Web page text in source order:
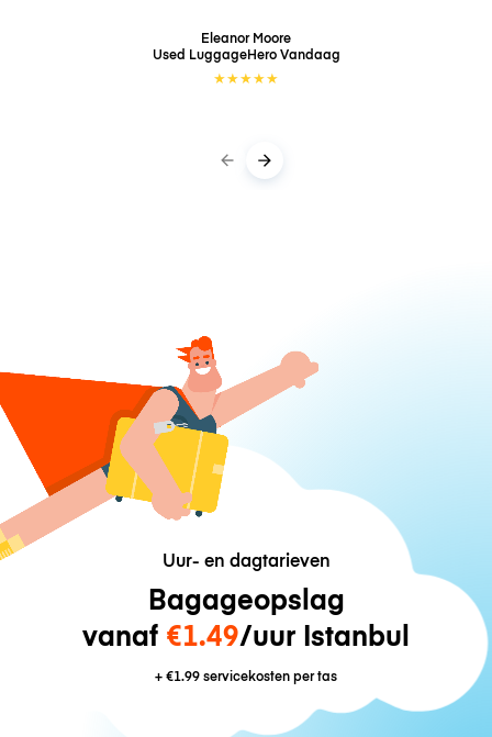
Eleanor Moore
Used LuggageHeroVandaag
★★★★★
Uur- en dagtarieven
Bagageopslag
vanaf €1.49/uur Istanbul
+€1.99servicekosten per tas